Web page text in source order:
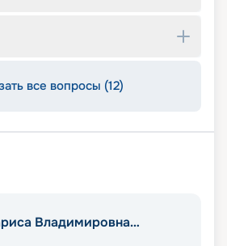
все вопросы (12)
Владимировна